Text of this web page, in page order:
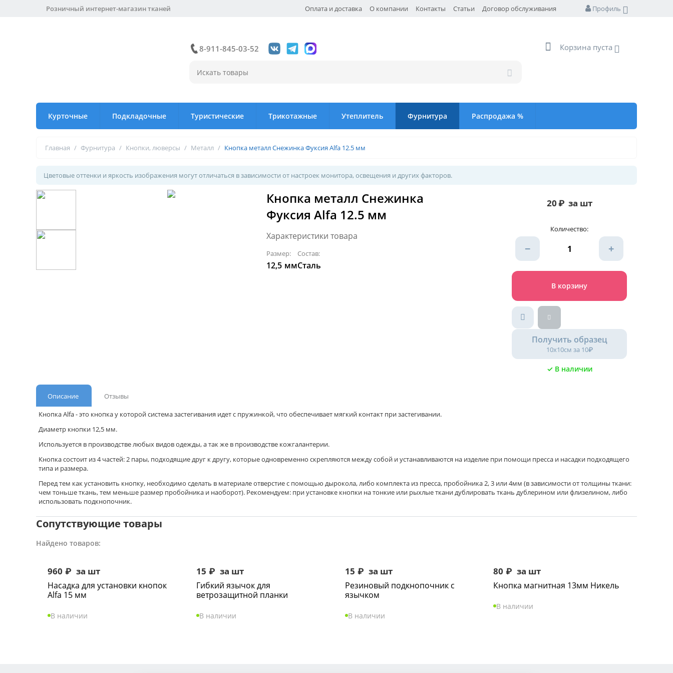
Профиль
Оплата и доставка О компании Контакты Статьи Договор обслуживания
Розничный интернет-магазин тканей
8-911-845-03-52 Корзина пуста
Курточные Подкладочные Туристические Трикотажные Утеплитель Фурнитура Распродажа %
Главная / Фурнитура / Кнопки, люверсы / Металл / Кнопка металл Снежинка Фуксия Alfa 12.5 мм
Цветовые оттенки и яркость изображения могут отличаться в зависимости от настроек монитора, освещения и других факторов.
Кнопка металл Снежинка
Фуксия Alfa 12.5 мм
Характеристики товара
Размер:
12,5 мм
Состав:
Сталь
20₽ за шт
Количество:
+
−
В корзину
Получить образец
10х10см за 10₽
✓ В наличии
Описание
Отзывы
Кнопка Alfa - это кнопка у которой система застегивания идет с пружинкой, что обеспечивает мягкий контакт при застегивании.
Диаметр кнопки 12,5 мм.
Используется в производстве любых видов одежды, а так же в производстве кожгалантерии.
Кнопка состоит из 4 частей: 2 пары, подходящие друг к другу, которые одновременно скрепляются между собой и устанавливаются на изделие при помощи пресса и насадки подходящего
типа и размера.
Перед тем как установить кнопку, необходимо сделать в материале отверстие с помощью дырокола, либо комплекта из пресса, пробойника 2, 3 или 4мм (в зависимости от толщины ткани:
чем тоньше ткань, тем меньше размер пробойника и наоборот). Рекомендуем: при установке кнопки на тонкие или рыхлые ткани дублировать ткань дублерином или флизелином, либо
использовать подкнопочник.
Сопутствующие товары
Найдено товаров:
960 ₽ за шт
Насадка для установки кнопок
Alfa 15 мм
В наличии
15 ₽ за шт
Гибкий язычок для
ветрозащитной планки
В наличии
15 ₽ за шт
Резиновый подкнопочник с
язычком
В наличии
80 ₽ за шт
Кнопка магнитная 13мм Никель
В наличии